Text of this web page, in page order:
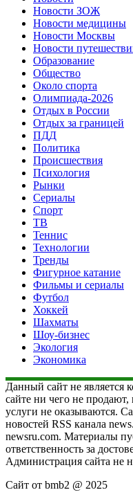
Новости ЗОЖ
Новости медицины
Новости Москвы
Новости
Образование
Общество
Около спорта
Олимпиада-2026
Отдых в России
Отдых за границей
ПДД
Политика
Происшествия
Психология
Рынки
Сериалы
Спорт
ТВ
Теннис
Технологии
Тренды
Фигурное катание
Фильмы и сериалы
Футбол
Хоккей
Шахматы
Шоу-бизнес
Экология
Экономика
Данный сайт не является
сайте ни чего не
услуги не оказываются.
новостей RSS канала
newsru.com. Материалы
ответственность за
Администрация сайта не
Сайт от bmb2 @ 2025